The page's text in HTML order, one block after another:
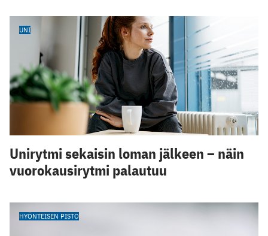
UNI
Unirytmi sekaisin loman jälkeen – näin
vuorokausirytmi palautuu
HYÖNTEISEN PISTO